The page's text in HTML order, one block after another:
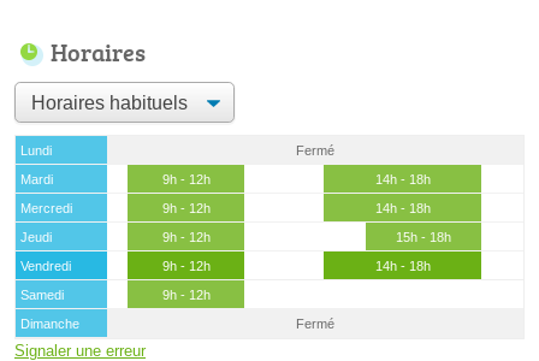
Horaires
Lundi
Fermé
Mardi
9h - 12h
14h - 18h
Mercredi
9h - 12h
14h - 18h
Jeudi
9h - 12h
15h - 18h
Vendredi
9h - 12h
14h - 18h
Samedi
9h - 12h
Dimanche
Fermé
Signaler une erreur